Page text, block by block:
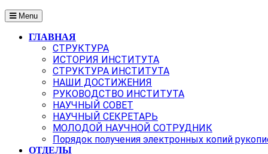
Menu
ГЛАВНАЯ
СТРУКТУРА
ИСТОРИЯ ИНСТИТУТА
СТРУКТУРА ИНСТИТУТА
НАШИ ДОСТИЖЕНИЯ
РУКОВОДСТВО ИНСТИТУТА
НАУЧНЫЙ СОВЕТ
НАУЧНЫЙ СЕКРЕТАРЬ
МОЛОДОЙ НАУЧНОЙ СОТРУДНИК
Порядок получения электронных копий
ОТДЕЛЫ